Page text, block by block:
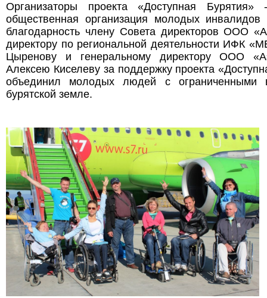
Организаторы проекта «Доступная Бурятия»
общественная организация молодых инвалидов
благодарность члену Совета директоров ООО
директору по региональной деятельности ИФК
Цыренову и генеральному директору ООО
Алексею Киселеву за поддержку проекта
объединил молодых людей с ограниченными
бурятской земле.